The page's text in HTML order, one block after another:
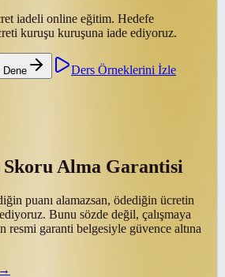
iadeli online eğitim. Hedefe
kuruşu kuruşuna iade ediyoruz.
Ders Örneklerini İzle
Alma Garantisi
puanı alamazsan, ödediğin ücretin
Bunu sözde değil, çalışmaya
resmi garanti belgesiyle güvence altına